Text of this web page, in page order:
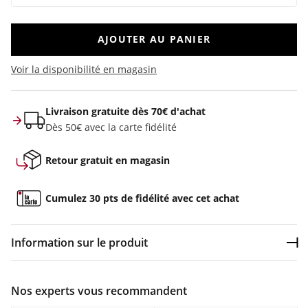
AJOUTER AU PANIER
Voir la disponibilité en magasin
Livraison gratuite dès 70€ d'achat
Dès 50€ avec la carte fidélité
Retour gratuit en magasin
Cumulez 30 pts de fidélité avec cet achat
Information sur le produit
Nos experts vous recommandent